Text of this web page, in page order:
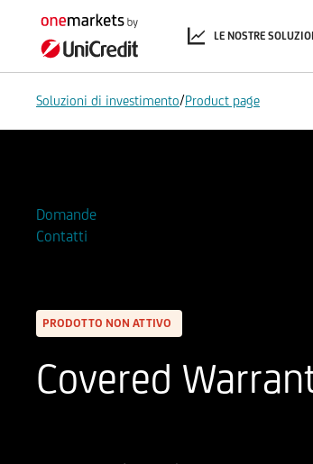
LE NOSTRE
Soluzioni di investimento/Product page
Domande
Contatti
PRODOTTO NON ATTIVO
Covered